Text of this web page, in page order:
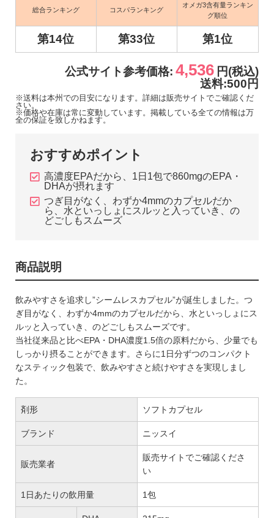
総合ランキング コスパランキング
オメガ3含有量ランキン
グ順位
第14位 第33位 第1位
公式サイト参考価格: 4,536 円(税込)
送料:500円
※送料は本州での目安になります。詳細は販売サイトでご確認くだ
さい。
※価格や在庫は常に変動しています。掲載している全ての情報は万
全の保証を致しかねます。
おすすめポイント
高濃度EPAだから、1日1包で860mgのEPA・
DHAが摂れます
つぎ目がなく、わずか4mmのカプセルだか
ら、水といっしょにスルッと入っていき、の
どごしもスムーズ
商品説明
飲みやすさを追求し”シームレスカプセル”が誕生しました。つ
ぎ目がなく、わずか4mmのカプセルだから、水といっしょにス
ルッと入っていき、のどごしもスムーズです。
当社従来品と比べEPA・DHA濃度1.5倍の原料だから、少量でも
しっかり摂ることができます。さらに1日分ずつのコンパクト
なスティック包装で、飲みやすさと続けやすさを実現しまし
た。
剤形 ソフトカプセル
ブランド ニッスイ
販売業者
販売サイトでご確認くださ
い
1日あたりの飲用量 1包